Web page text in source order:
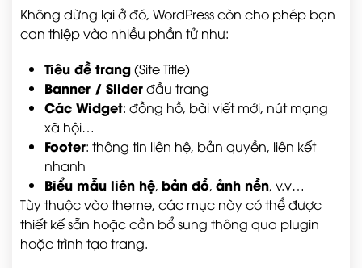
Không dừng lại ở đó, WordPress còn cho phép bạn
can thiệp vào nhiều phần tử như:
Tiêu đề trang(Site Title)
Banner / Sliderđầu trang
Các Widget: đồng hồ, bài viết mới, nút mạng
xã hội…
Footer: thông tin liên hệ, bản quyền, liên kết
nhanh
Biểu mẫu liên hệ, bản đồ, ảnh nền, v.v…
Tùy thuộc vào theme, các mục này có thể được
thiết kế sẵn hoặc cần bổ sung thông qua plugin
hoặc trình tạo trang.